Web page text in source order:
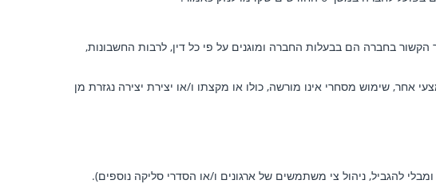
בחברה הם בבעלות החברה ומוגנים על פי כל דין, לרבות החשבונות,
אחר, שימוש מסחרי אינו מורשה, כולו או מקצתו ו/או יצירת יצירה נגזרת מן
להגביל, ניהול צי משתמשים של ארגונים ו/או הסדרי סליקה נוספים).